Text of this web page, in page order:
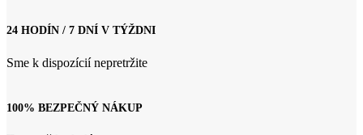
24 HODÍN / 7 DNÍ V TÝŽDNI
Sme k dispozícií nepretržite
100% BEZPEČNÝ NÁKUP